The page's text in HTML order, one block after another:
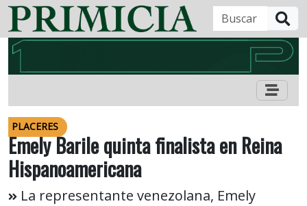
PLACERES
Emely Barile quinta finalista en Reina
Hispanoamericana
La representante venezolana, Emely